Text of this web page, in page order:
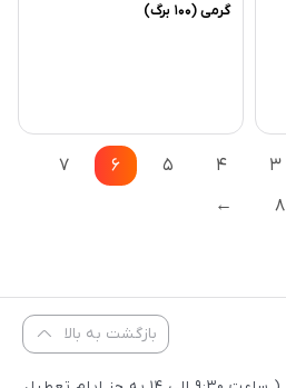
گرمی (100 برگ)
3
4
5
6
7
8
←
بازگشت به بالا